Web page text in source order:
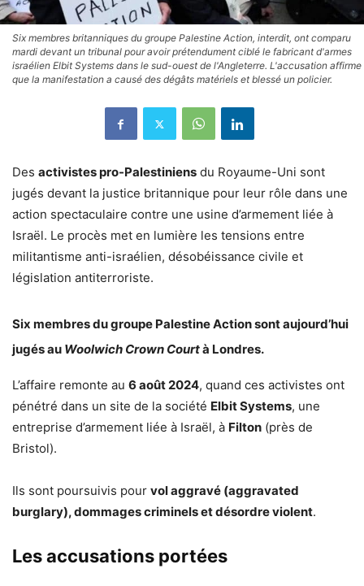
Six membres britanniques du groupe Palestine Action, interdit, ont comparu
mardi devant un tribunal pour avoir prétendument ciblé le fabricant d'armes
israélien Elbit Systems dans le sud-ouest de l'Angleterre. L'accusation affirme
que la manifestation a causé des dégâts matériels et blessé un policier.
Des activistes pro-Palestiniens du Royaume-Uni sont
jugés devant la justice britannique pour leur rôle dans une
action spectaculaire contre une usine d’armement liée à
Israël. Le procès met en lumière les tensions entre
militantisme anti-israélien, désobéissance civile et
législation antiterroriste.
Six membres du groupe Palestine Actionsont aujourd’hui
jugés au Woolwich Crown Courtà Londres.
L’affaire remonte au 6 août 2024, quand ces activistes ont
pénétré dans un site de la société Elbit Systems, une
entreprise d’armement liée à Israël, à Filton (près de
Bristol).
Ils sont poursuivis pour vol aggravé (aggravated
burglary), dommages criminels et désordre violent.
Les accusations portées